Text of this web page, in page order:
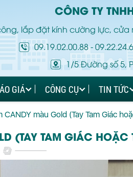
CÔNG TY
lắp đặt kính cường lực,
09.19.02.00.88-
1/5 Đường số 5,
GIÁ CÔNG CỤ TIN TỨC
CANDY màu Gold (Tay Tam Giác
(TAY TAM GIÁC HOẶC